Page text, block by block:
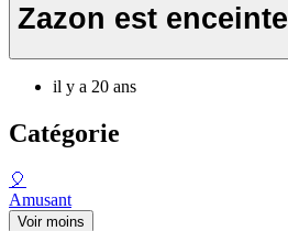
Zazon est enceinte
il y a 20 ans
Catégorie
🎈
Amusant
Voir moins